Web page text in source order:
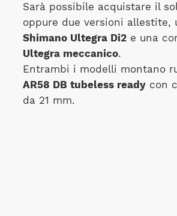
Sarà possibile acquistare il
oppure due versioni allestite,
Shimano Ultegra Di2e una
Ultegra meccanico.
Entrambi i modelli montano
AR58 DB tubeless readycon
da 21 mm.